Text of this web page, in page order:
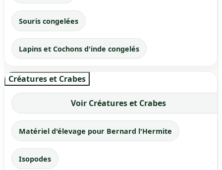
Souris congelées
Lapins et Cochons d'inde congelés
Créatures et Crabes
Voir Créatures et Crabes
Matériel d'élevage pour Bernard l'Hermite
Isopodes